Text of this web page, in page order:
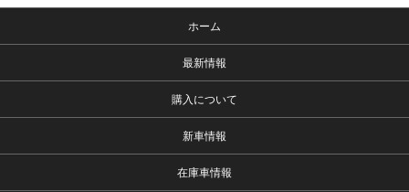
ホーム
最新情報
購入について
新車情報
在庫車情報